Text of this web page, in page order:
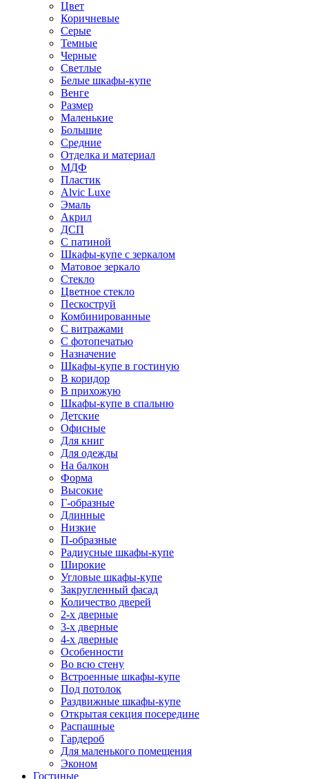
Цвет
Коричневые
Серые
Темные
Черные
Светлые
Белые шкафы-купе
Венге
Размер
Маленькие
Большие
Средние
Отделка и материал
МДФ
Пластик
Alvic Luxe
Эмаль
Акрил
ДСП
С патиной
Шкафы-купе с зеркалом
Матовое зеркало
Стекло
Цветное стекло
Пескоструй
Комбинированные
С витражами
С фотопечатью
Назначение
Шкафы-купе в гостиную
В коридор
В прихожую
Шкафы-купе в спальню
Детские
Офисные
Для книг
Для одежды
На балкон
Форма
Высокие
Г-образные
Длинные
Низкие
П-образные
Радиусные шкафы-купе
Широкие
Угловые шкафы-купе
Закругленный фасад
Количество дверей
2-х дверные
3-х дверные
4-х дверные
Особенности
Во всю стену
Встроенные шкафы-купе
Под потолок
Раздвижные шкафы-купе
Открытая секция посередине
Распашные
Гардероб
Для маленького помещения
Эконом
Гостиные